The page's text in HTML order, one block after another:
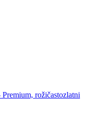
rožičastozlatni